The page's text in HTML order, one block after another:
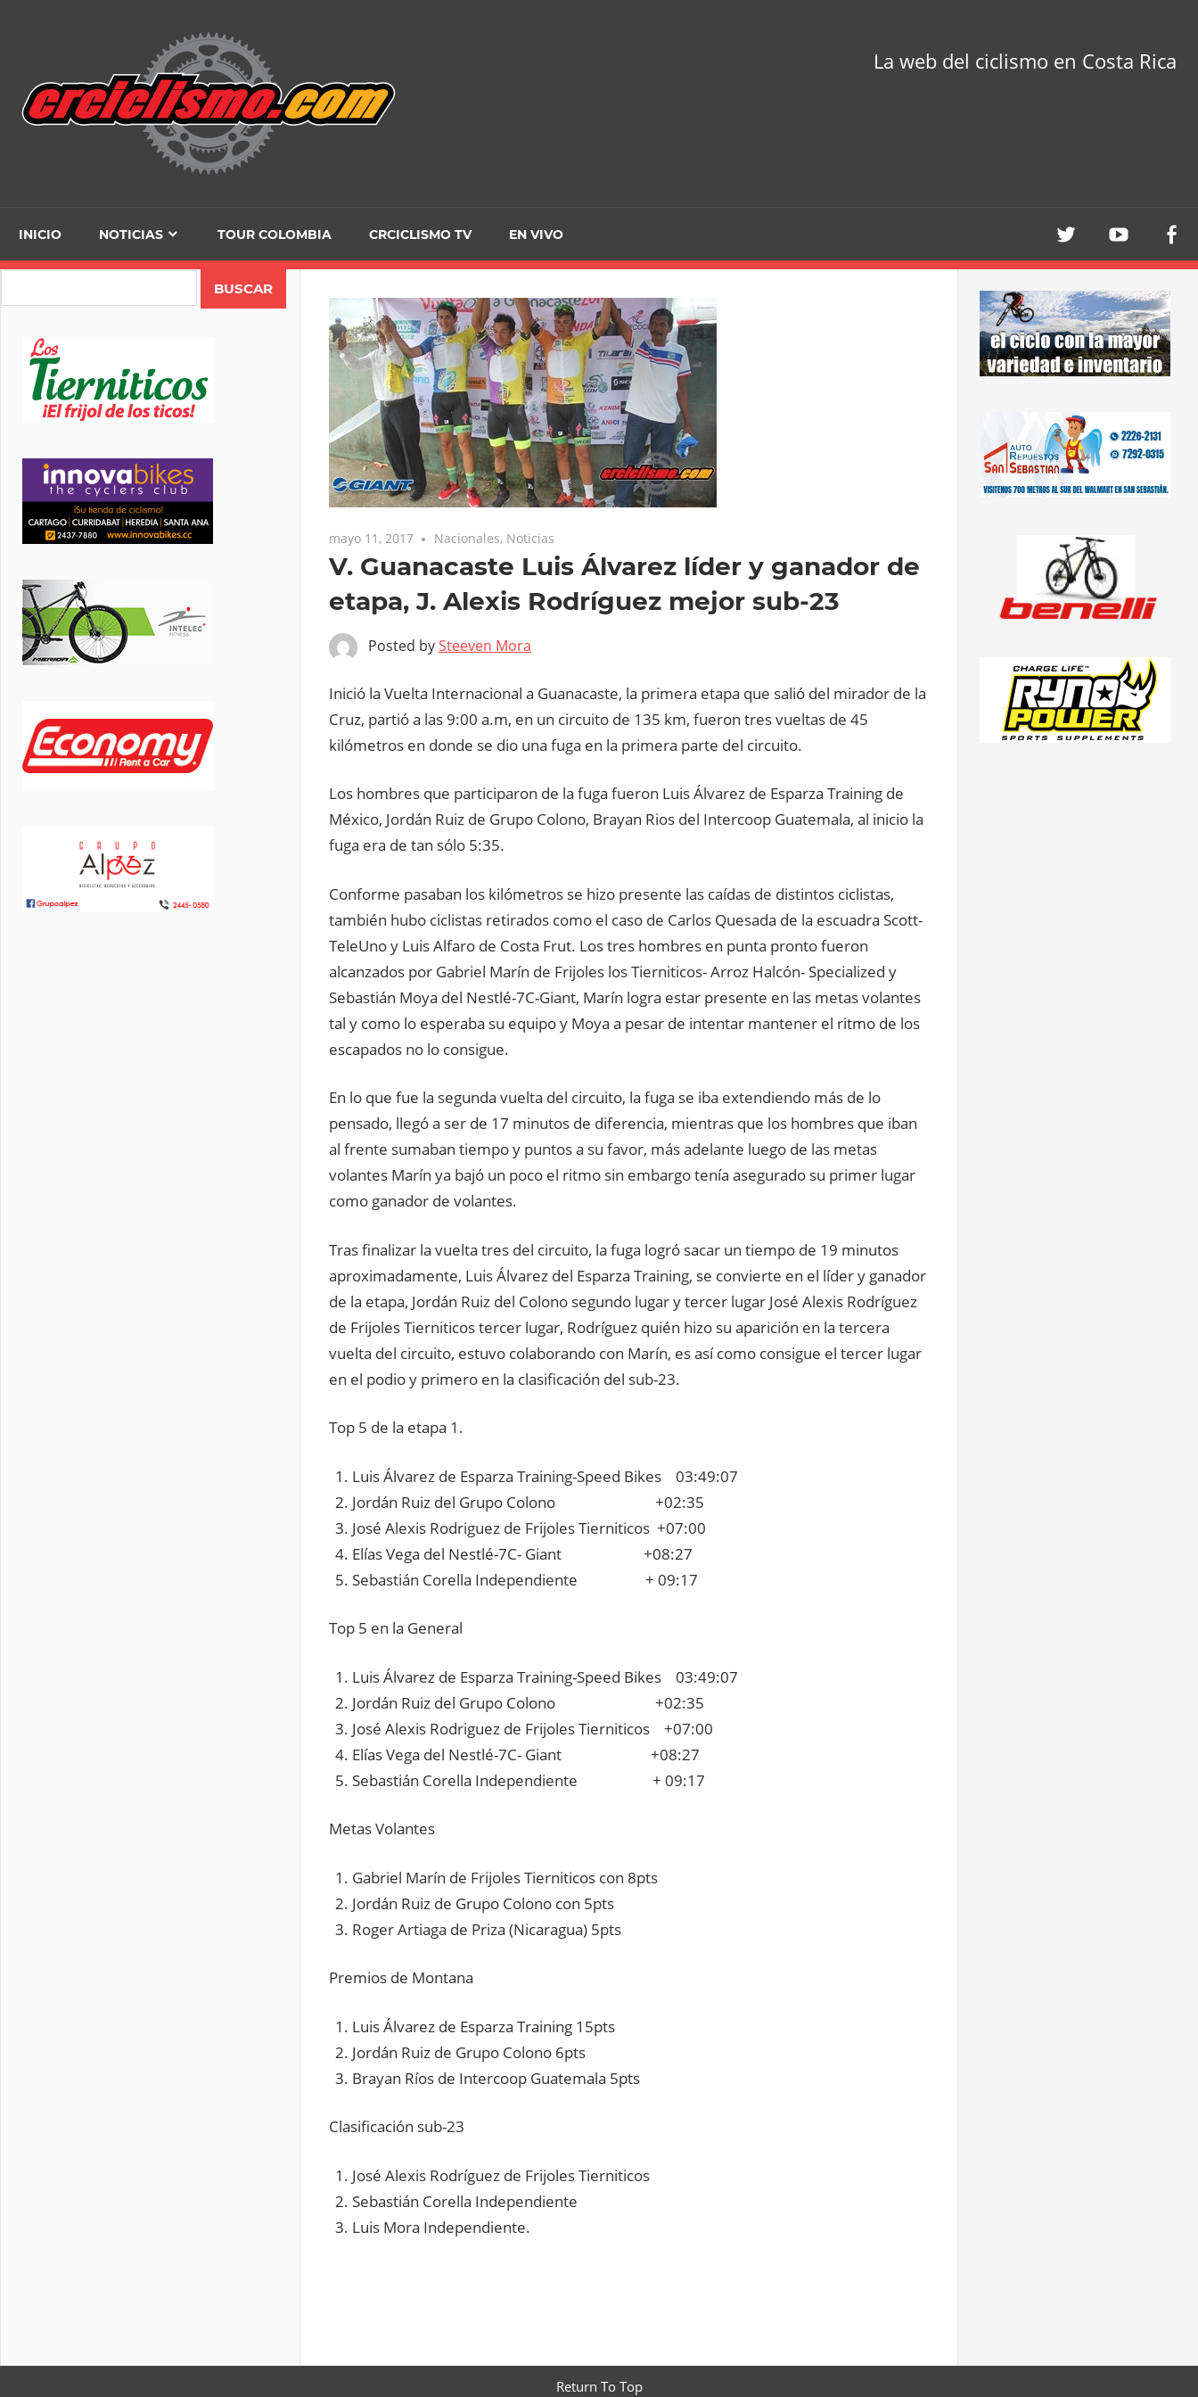
La web del ciclismo en Costa Rica
INICIO NOTICIAS TOUR COLOMBIA CRCICLISMO TV EN VIVO
mayo 11, 2017 Nacionales, Noticias
V. Guanacaste Luis Álvarez líder y ganador de
etapa, J. Alexis Rodríguez mejor sub-23
Posted bySteeven Mora
Inició la Vuelta Internacional a Guanacaste, la primera etapa que salió del mirador de la
Cruz, partió a las 9:00 a.m, en un circuito de 135 km, fueron tres vueltas de 45
kilómetros en donde se dio una fuga en la primera parte del circuito.
Los hombres que participaron de la fuga fueron Luis Álvarez de Esparza Training de
México, Jordán Ruiz de Grupo Colono, Brayan Rios del Intercoop Guatemala, al inicio la
fuga era de tan sólo 5:35.
Conforme pasaban los kilómetros se hizo presente las caídas de distintos ciclistas,
también hubo ciclistas retirados como el caso de Carlos Quesada de la escuadra Scott-
TeleUno y Luis Alfaro de Costa Frut. Los tres hombres en punta pronto fueron
alcanzados por Gabriel Marín de Frijoles los Tierniticos- Arroz Halcón- Specialized y
Sebastián Moya del Nestlé-7C-Giant, Marín logra estar presente en las metas volantes
tal y como lo esperaba su equipo y Moya a pesar de intentar mantener el ritmo de los
escapados no lo consigue.
En lo que fue la segunda vuelta del circuito, la fuga se iba extendiendo más de lo
pensado, llegó a ser de 17 minutos de diferencia, mientras que los hombres que iban
al frente sumaban tiempo y puntos a su favor, más adelante luego de las metas
volantes Marín ya bajó un poco el ritmo sin embargo tenía asegurado su primer lugar
como ganador de volantes.
Tras finalizar la vuelta tres del circuito, la fuga logró sacar un tiempo de 19 minutos
aproximadamente, Luis Álvarez del Esparza Training, se convierte en el líder y ganador
de la etapa, Jordán Ruiz del Colono segundo lugar y tercer lugar José Alexis Rodríguez
de Frijoles Tierniticos tercer lugar, Rodríguez quién hizo su aparición en la tercera
vuelta del circuito, estuvo colaborando con Marín, es así como consigue el tercer lugar
en el podio y primero en la clasificación del sub-23.
Top 5 de la etapa 1.
Luis Álvarez de Esparza Training-Speed Bikes 03:49:07
Jordán Ruiz del Grupo Colono +02:35
José Alexis Rodriguez de Frijoles Tierniticos +07:00
Elías Vega del Nestlé-7C- Giant +08:27
Sebastián Corella Independiente + 09:17
Top 5 en la General
Luis Álvarez de Esparza Training-Speed Bikes 03:49:07
Jordán Ruiz del Grupo Colono +02:35
José Alexis Rodriguez de Frijoles Tierniticos +07:00
Elías Vega del Nestlé-7C- Giant +08:27
Sebastián Corella Independiente + 09:17
Metas Volantes
Gabriel Marín de Frijoles Tierniticos con 8pts
Jordán Ruiz de Grupo Colono con 5pts
Roger Artiaga de Priza (Nicaragua) 5pts
Premios de Montana
Luis Álvarez de Esparza Training 15pts
Jordán Ruiz de Grupo Colono 6pts
Brayan Ríos de Intercoop Guatemala 5pts
Clasificación sub-23
José Alexis Rodríguez de Frijoles Tierniticos
Sebastián Corella Independiente
Luis Mora Independiente.
Return To Top